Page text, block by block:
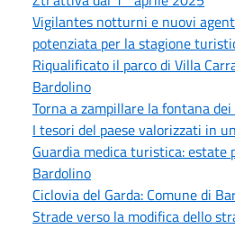
Vigilantes notturni e nuovi
potenziata per la stagione
Riqualificato il parco di Villa
Bardolino
Torna a zampillare la fontana
I tesori del paese valorizzati in
Guardia medica turistica: estate
Bardolino
Ciclovia del Garda: Comune di
Strade verso la modifica dello